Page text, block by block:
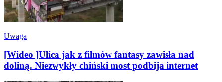
Uwaga
[Wideo ]Ulica jak z filmów fantasy zawisła nad
doliną. Niezwykły chiński most podbija internet